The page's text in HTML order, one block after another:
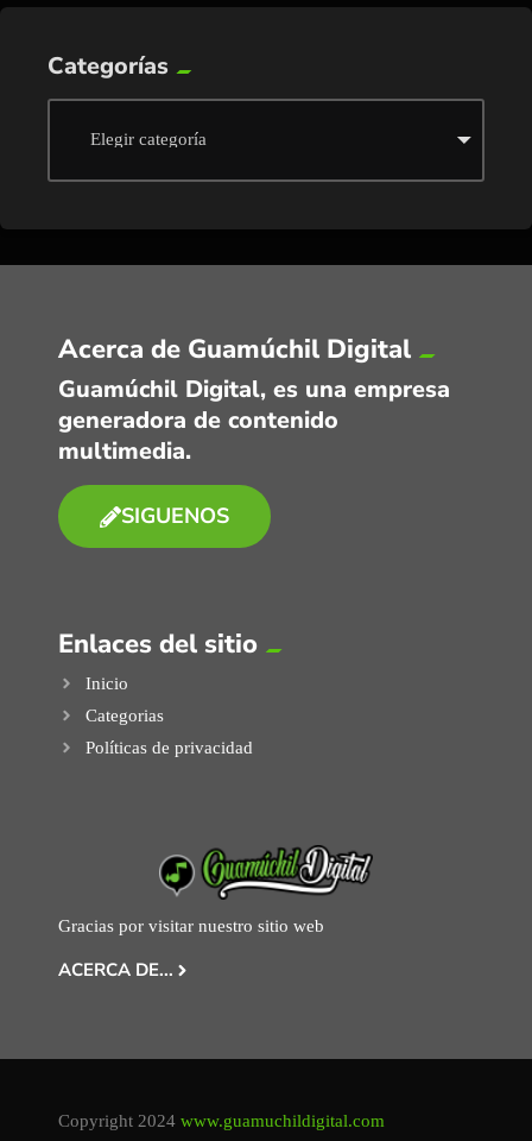
Categorías
Acerca de Guamúchil Digital
Guamúchil Digital, es una empresa
generadora de contenido
multimedia.
SIGUENOS
Enlaces del sitio
Inicio
Categorias
Políticas de privacidad
Gracias por visitar nuestro sitio web
ACERCA DE...
Copyright 2024 www.guamuchildigital.com